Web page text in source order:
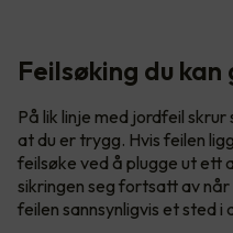
Feilsøking du kan
På lik linje med jordfeil
at du er trygg. Hvis feilen
feilsøke ved å plugge ut ett
sikringen seg fortsatt av
feilen sannsynligvis et sted